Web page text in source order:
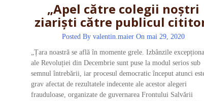
„Apel către colegii noștri
ziariști către publicul
Posted By valentin.maier On mai 29, 2020
„Țara noastră se află în momente grele. Izbânzile
ale Revoluției din Decembrie sunt puse la modul serios sub
semnul întrebării, iar procesul democratic început atunci
grav afectat de rezultatele indecente ale acestor alegeri
frauduloase, organizate de guvernarea Frontului Salvării